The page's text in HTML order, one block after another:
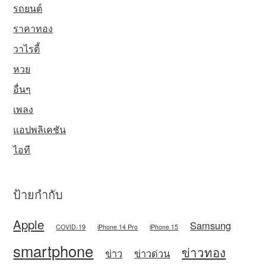
รถยนต์
ราคาทอง
วาไรตี้
หวย
อื่นๆ
เพลง
แอปพลิเคชัน
ไอที
ป้ายกำกับ
Apple COVID-19 iPhone 14 Pro iPhone 15 Samsung
smartphone ข่าว ข่าวด่วน ข่าวทอง